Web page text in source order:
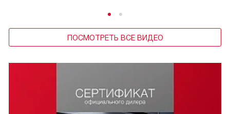
ПОСМОТРЕТЬ ВСЕ ВИДЕО